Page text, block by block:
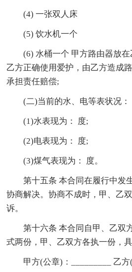
(4) 一张双人床
(5) 饮水机一个
(6) 水桶一个 甲方路由器放在
乙方正确使用爱护，由乙方造成
承担责任赔偿;
(二)当前的水、电等表状况：
(1)水表现为： 度;
(2)电表现为： 度;
(3)煤气表现为： 度。
第十五条 本合同在履行中发
协商解决。协商不成时，甲、乙
诉。
第十六条 本合同自甲、乙双
式两份，甲、乙双方各执一份，具
甲方(公章)：_________ 乙方